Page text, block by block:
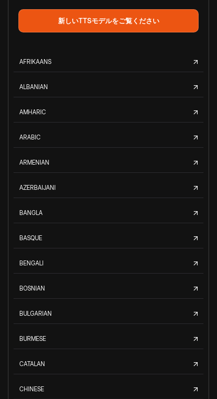
新しいTTSモデルをご覧ください
AFRIKAANS
ALBANIAN
AMHARIC
ARABIC
ARMENIAN
AZERBAIJANI
BANGLA
BASQUE
BENGALI
BOSNIAN
BULGARIAN
BURMESE
CATALAN
CHINESE